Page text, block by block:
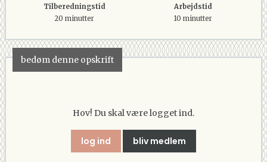
Tilberedningstid
20 minutter
Arbejdstid
10 minutter
bedøm denne opskrift
Hov! Du skal være logget ind.
log ind bliv medlem